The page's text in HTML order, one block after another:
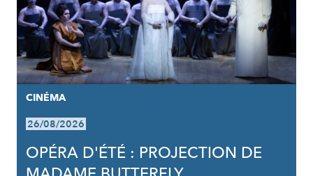
CINÉMA
26/08/2026
OPÉRA D'ÉTÉ : PROJECTION DE